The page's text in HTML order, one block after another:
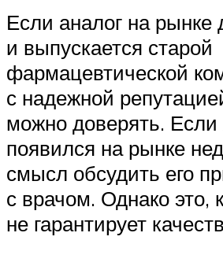
Если аналог на рынке
и выпускается старой
фармацевтической
с надежной
можно доверять.
появился на рынке
смысл обсудить его
с врачом. Однако это,
не гарантирует